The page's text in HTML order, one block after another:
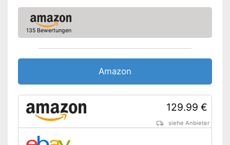
135 Bewertungen
Amazon
129.99 €
siehe Anbieter